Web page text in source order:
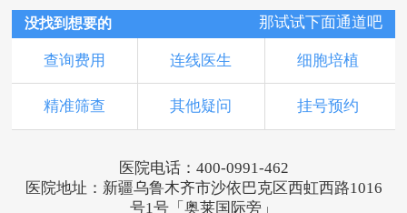
没找到想要的 那试试下面通道吧
查询费用 连线医生 细胞培植
精准筛查 其他疑问 挂号预约
医院电话：400-0991-462
医院地址：新疆乌鲁木齐市沙依巴克区西虹西路1016
号1号「奥莱国际旁」